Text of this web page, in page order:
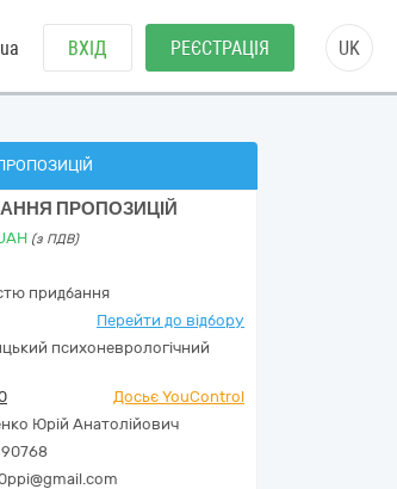
ВХІД РЕЄСТРАЦІЯ UK
ПРОПОЗИЦІЙ
(з ПДВ)
придбання
Перейти до відбору
психоневрологічний
Досьє YouControl
Юрій Анатолійович